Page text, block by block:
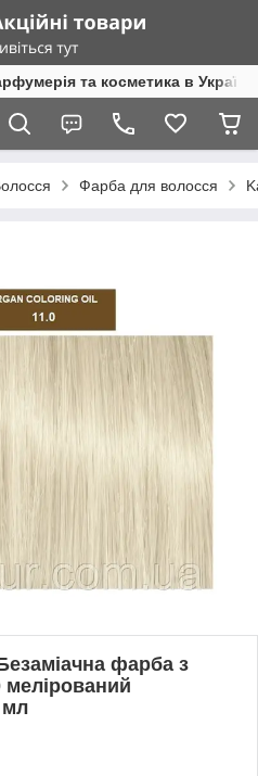
та косметика в Україні
Фарба для волосся
фарба з
мелiрований
мл